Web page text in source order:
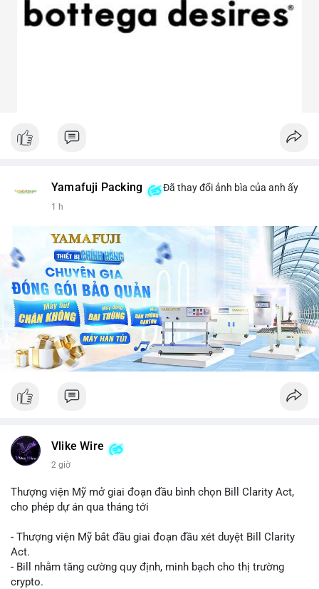
Yamafuji Packing Đã thay đổi ảnh bìa của anh ấy
1 h
Vlike Wire
2 giờ
Thượng viện Mỹ mở giai đoạn đầu bình chọn Bill Clarity Act,
cho phép dự án qua tháng tới
- Thượng viện Mỹ bắt đầu giai đoạn đầu xét duyệt Bill Clarity
Act.
- Bill nhằm tăng cường quy định, minh bạch cho thị trường
crypto.